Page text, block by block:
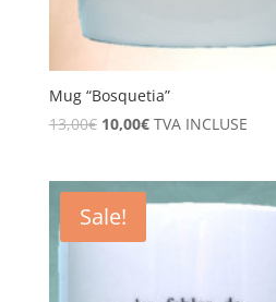
Mug “Bosquetia”
13,00€ 10,00€ TVA INCLUSE
Sale!